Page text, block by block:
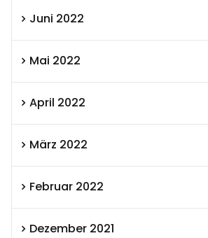
Juni 2022
Mai 2022
April 2022
März 2022
Februar 2022
Dezember 2021